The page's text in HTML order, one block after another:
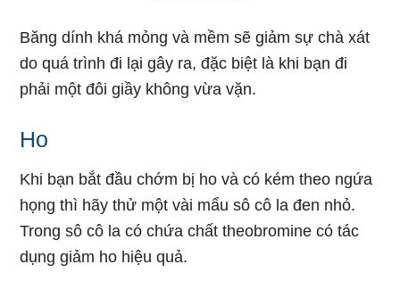
Băng dính khá mỏng và mềm sẽ giảm sự chà xát
do quá trình đi lại gây ra, đặc biệt là khi bạn đi
phải một đôi giầy không vừa vặn.
Ho
Khi bạn bắt đầu chớm bị ho và có kém theo ngứa
họng thì hãy thử một vài mẩu sô cô la đen nhỏ.
Trong sô cô la có chứa chất theobromine có tác
dụng giảm ho hiệu quả.